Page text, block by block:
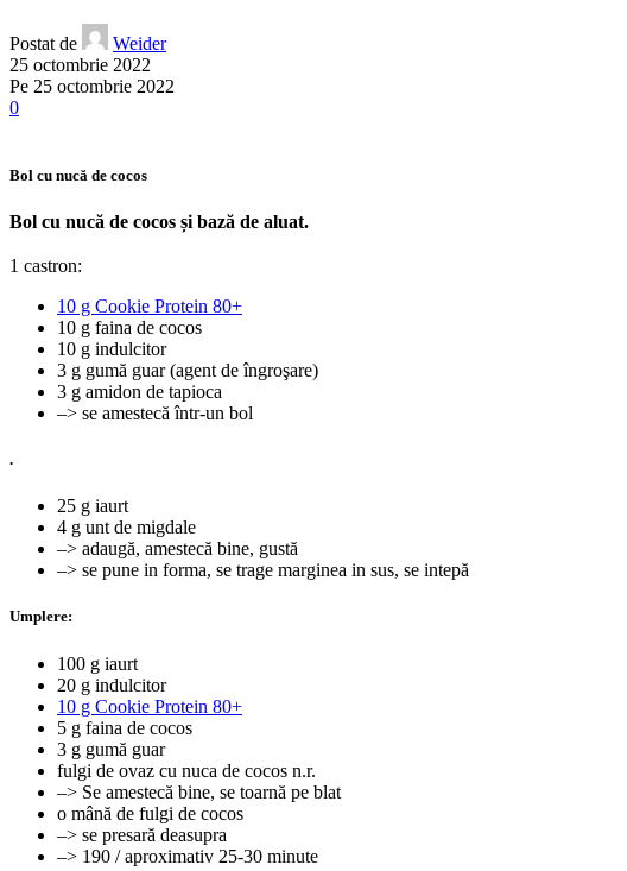
Postat de
Weider
25 octombrie 2022
Pe 25 octombrie 2022
0
Bol cu nucă de cocos
Bol cu nucă de cocos și bază de aluat.
1 castron:
10 g Cookie Protein 80+
10 g faina de cocos
10 g indulcitor
3 g gumă guar (agent de îngroşare)
3 g amidon de tapioca
–> se amestecă într-un bol
.
25 g iaurt
4 g unt de migdale
–> adaugă, amestecă bine, gustă
–> se pune in forma, se trage marginea in sus, se intepă
Umplere:
100 g iaurt
20 g indulcitor
10 g Cookie Protein 80+
5 g faina de cocos
3 g gumă guar
fulgi de ovaz cu nuca de cocos n.r.
–> Se amestecă bine, se toarnă pe blat
o mână de fulgi de cocos
–> se presară deasupra
–> 190 / aproximativ 25-30 minute